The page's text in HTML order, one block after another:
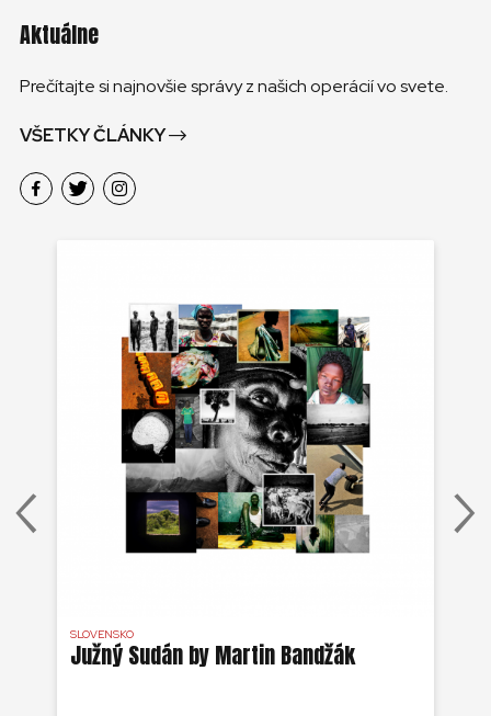
Aktuálne
Prečítajte si najnovšie správy z našich operácií vo svete.
VŠETKY ČLÁNKY
SLOVENSKO
Južný Sudán by Martin Bandžák